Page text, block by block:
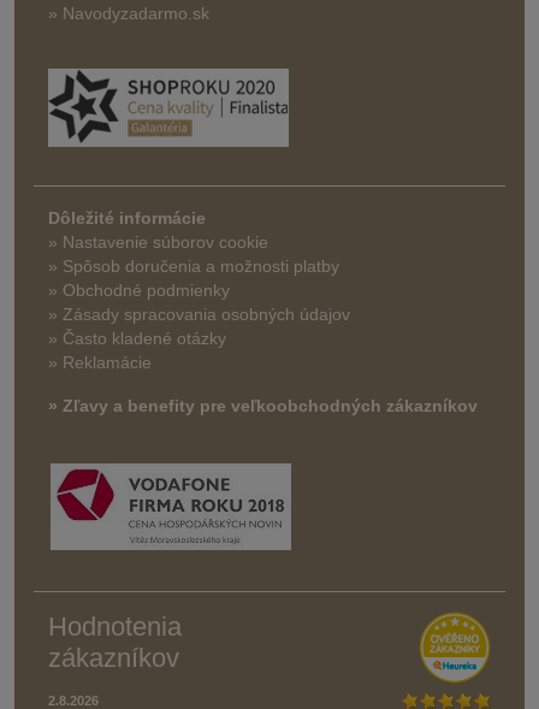
» Navodyzadarmo.sk
Dôležité informácie
» Nastavenie súborov cookie
» Spôsob doručenia a možnosti platby
» Obchodné podmienky
» Zásady spracovania osobných údajov
» Často kladené otázky
» Reklamácie
» Zľavy a benefity pre veľkoobchodných zákazníkov
Hodnotenia
zákazníkov
2.8.2026